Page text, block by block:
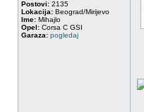
Postovi: 2135
Lokacija: Beograd/Mirijevo
Ime: Mihajlo
Opel: Corsa C GSI
Garaza: pogledaj